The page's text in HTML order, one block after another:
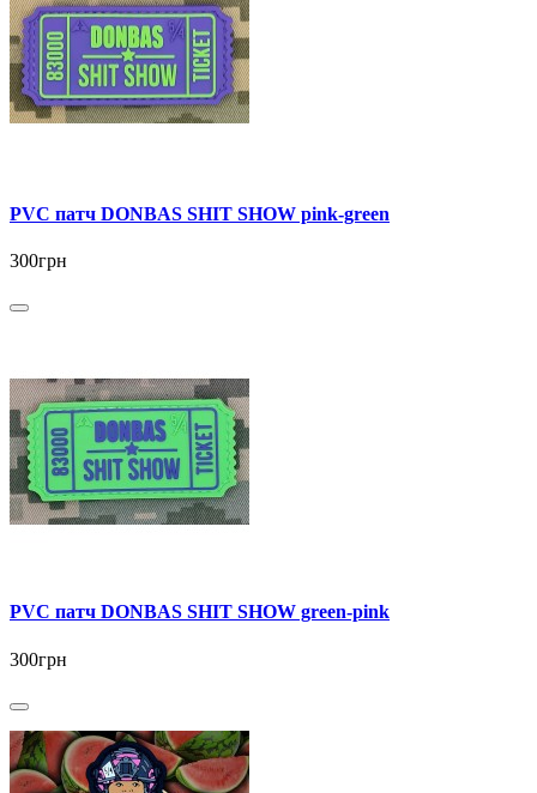
PVC патч DONBAS SHIT SHOW pink-green
300грн
PVC патч DONBAS SHIT SHOW green-pink
300грн